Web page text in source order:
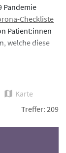
Pandemie
Checkliste
Patient:innen
welche diese
Check"
der
gelisteten
erfüllt haben.
Karte
Treffer: 209